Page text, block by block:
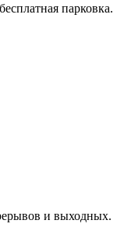
парковка.
и выходных.